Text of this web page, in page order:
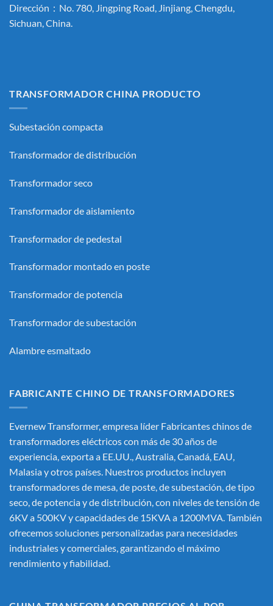
Dirección：No. 780, Jingping Road, Jinjiang, Chengdu,
Sichuan, China.
TRANSFORMADOR CHINA PRODUCTO
Subestación compacta
Transformador de distribución
Transformador seco
Transformador de aislamiento
Transformador de pedestal
Transformador montado en poste
Transformador de potencia
Transformador de subestación
Alambre esmaltado
FABRICANTE CHINO DE TRANSFORMADORES
Evernew Transformer, empresa líder Fabricantes chinos de
transformadores eléctricoscon más de 30 años de
experiencia, exporta a EE.UU., Australia, Canadá, EAU,
Malasia y otros países. Nuestros productos incluyen
transformadores de mesa, de poste, de subestación, de tipo
seco, de potencia y de distribución, con niveles de tensión de
6KV a 500KV y capacidades de 15KVA a 1200MVA. También
ofrecemos soluciones personalizadas para necesidades
industriales y comerciales, garantizando el máximo
rendimiento y fiabilidad.